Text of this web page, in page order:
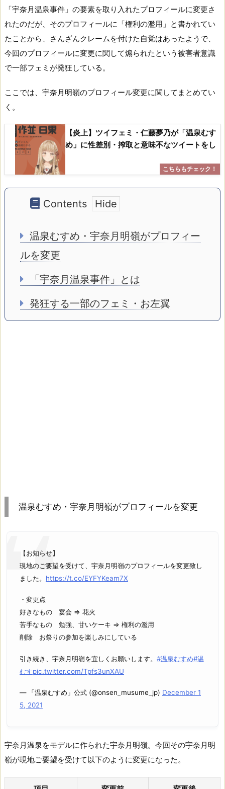
「宇奈月温泉事件」の要素を取り入れたプロフィールに変更さ
れたのだが、そのプロフィールに「権利の濫用」と書かれてい
たことから、さんざんクレームを付けた自覚はあったようで、
今回のプロフィールに変更に関して煽られたという被害者意識
で一部フェミが発狂している。
ここでは、宇奈月明嶺のプロフィール変更に関してまとめてい
く。
【炎上】ツイフェミ・仁藤夢乃が「温泉むす
め」に性差別・搾取と意味不なツイートをし
Contents
温泉むすめ・宇奈月明嶺がプロフィー
ルを変更
「宇奈月温泉事件」とは
発狂する一部のフェミ・お左翼
温泉むすめ・宇奈月明嶺がプロフィールを変更
【お知らせ】
現地のご要望を受けて、宇奈月明嶺のプロフィールを変更致し
ました。 https://t.co/EYFYKeam7X
・変更点
好きなもの 宴会 ⇒ 花火
苦手なもの 勉強、甘いケーキ ⇒ 権利の濫用
削除 お祭りの参加を楽しみにしている
引き続き、宇奈月明嶺を宜しくお願いします。 #温泉むすめ#温
むすpic.twitter.com/Tpfs3unXAU
— 「温泉むすめ」公式 (@onsen_musume_jp) December 1
5, 2021
宇奈月温泉をモデルに作られた宇奈月明嶺。今回その宇奈月明
嶺が現地ご要望を受けて以下のように変更になった。